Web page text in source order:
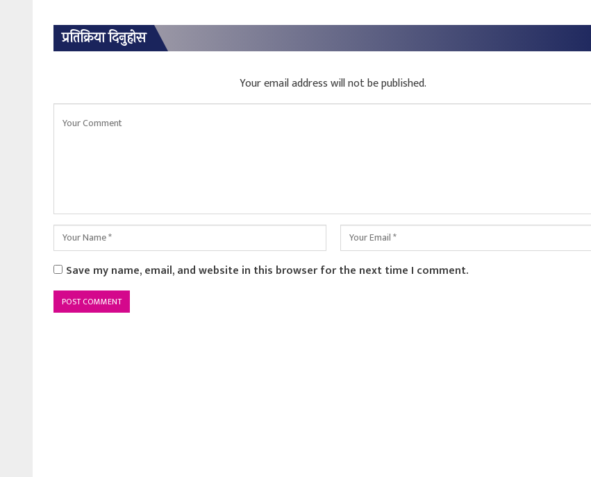
प्रतिक्रिया दिनुहोस
Your email address will not be published.
Save my name, email, and website in this browser for the next time I comment.